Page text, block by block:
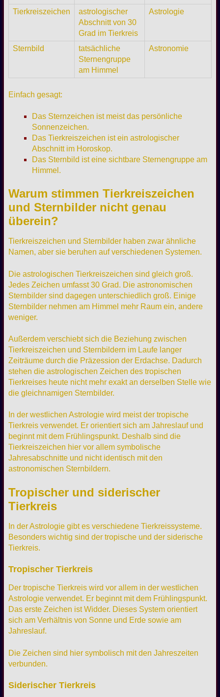
Tierkreiszeichen
astrologischer
Abschnitt von 30
Grad im Tierkreis
Astrologie
Sternbild
tatsächliche
Sternengruppe
am Himmel
Astronomie
Einfach gesagt:
Das Sternzeichen ist meist das persönliche
Sonnenzeichen.
Das Tierkreiszeichen ist ein astrologischer
Abschnitt im Horoskop.
Das Sternbild ist eine sichtbare Sternengruppe am
Himmel.
Warum stimmen Tierkreiszeichen
und Sternbilder nicht genau
überein?
Tierkreiszeichen und Sternbilder haben zwar ähnliche
Namen, aber sie beruhen auf verschiedenen Systemen.
Die astrologischen Tierkreiszeichen sind gleich groß.
Jedes Zeichen umfasst 30 Grad. Die astronomischen
Sternbilder sind dagegen unterschiedlich groß. Einige
Sternbilder nehmen am Himmel mehr Raum ein, andere
weniger.
Außerdem verschiebt sich die Beziehung zwischen
Tierkreiszeichen und Sternbildern im Laufe langer
Zeiträume durch die Präzession der Erdachse. Dadurch
stehen die astrologischen Zeichen des tropischen
Tierkreises heute nicht mehr exakt an derselben Stelle wie
die gleichnamigen Sternbilder.
In der westlichen Astrologie wird meist der tropische
Tierkreis verwendet. Er orientiert sich am Jahreslauf und
beginnt mit dem Frühlingspunkt. Deshalb sind die
Tierkreiszeichen hier vor allem symbolische
Jahresabschnitte und nicht identisch mit den
astronomischen Sternbildern.
Tropischer und siderischer
Tierkreis
In der Astrologie gibt es verschiedene Tierkreissysteme.
Besonders wichtig sind der tropische und der siderische
Tierkreis.
Tropischer Tierkreis
Der tropische Tierkreis wird vor allem in der westlichen
Astrologie verwendet. Er beginnt mit dem Frühlingspunkt.
Das erste Zeichen ist Widder. Dieses System orientiert
sich am Verhältnis von Sonne und Erde sowie am
Jahreslauf.
Die Zeichen sind hier symbolisch mit den Jahreszeiten
verbunden.
Siderischer Tierkreis